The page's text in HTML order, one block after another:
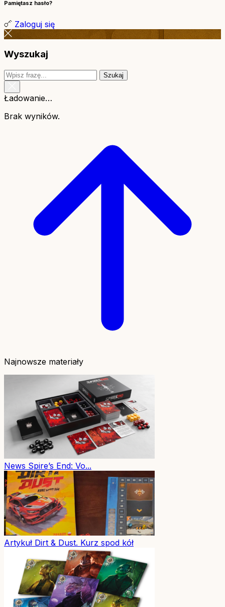
Pamiętasz hasło?
Zaloguj się
Wyszukaj
Szukaj
Ładowanie…
Brak wyników.
Najnowsze materiały
News Spire’s End: Vo...
Artykuł Dirt & Dust. Kurz spod kół